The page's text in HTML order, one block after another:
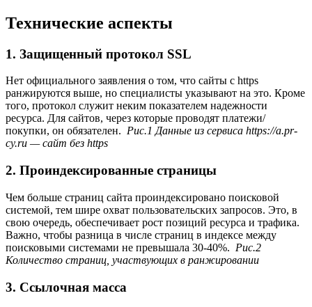
Технические аспекты
1. Защищенный протокол SSL
Нет официального заявления о том, что сайты с https
ранжируются выше, но специалисты указывают на это. Кроме
того, протокол служит неким показателем надежности
ресурса. Для сайтов, через которые проводят платежи/
покупки, он обязателен. Рис.1 Данные из сервиса https://a.pr-
cy.ru — сайт без https
2. Проиндексированные страницы
Чем больше страниц сайта проиндексировано поисковой
системой, тем шире охват пользовательских запросов. Это, в
свою очередь, обеспечивает рост позиций ресурса и трафика.
Важно, чтобы разница в числе страниц в индексе между
поисковыми системами не превышала 30-40%. Рис.2
Количество страниц, участвующих в ранжировании
3. Ссылочная масса